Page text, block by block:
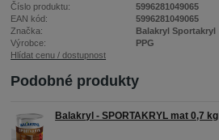
Číslo produktu:
5996281049065
EAN kód:
5996281049065
Značka:
Balakryl Sportakryl
Výrobce:
PPG
Hlídat cenu / dostupnost
Podobné produkty
Balakryl - SPORTAKRYL mat 0,7 kg